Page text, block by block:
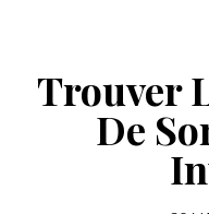
Trouver
De